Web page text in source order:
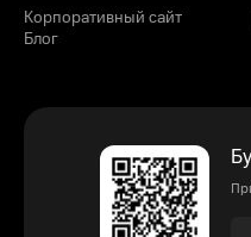
Корпоративный сайт
Блог